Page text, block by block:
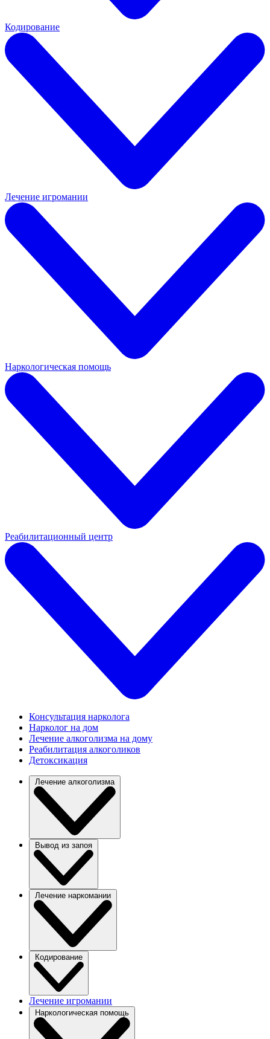
Кодирование
Лечение игромании
Наркологическая помощь
Реабилитационный центр
Консультация нарколога
Нарколог на дом
Лечение алкоголизма на дому
Реабилитация алкоголиков
Детоксикация
Лечение алкоголизма
Вывод из запоя
Лечение наркомании
Кодирование
Лечение игромании
Наркологическая помощь